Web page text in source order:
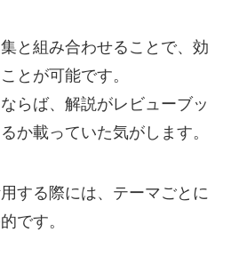
と組み合わせることで、効
とが可能です。
らば、解説がレビューブッ
か載っていた気がします。
する際には、テーマごとに
です。